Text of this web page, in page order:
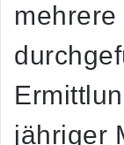
jähriger